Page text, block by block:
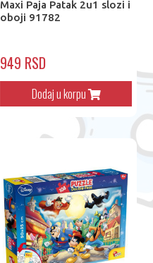
Maxi Paja Patak 2u1 slozi i
oboji 91782
949 RSD
Dodaj u korpu